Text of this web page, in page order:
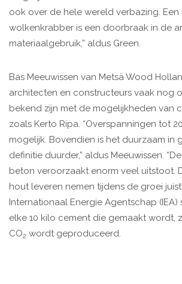
ook over de hele wereld verbazing. Een
wolkenkrabber is een doorbraak in de
materiaalgebruik,” aldus Green.
Bas Meeuwissen van Metsä Wood
architecten en constructeurs vaak nog
bekend zijn met de mogelijkheden van
zoals Kerto Ripa. “Overspanningen tot
mogelijk. Bovendien is het duurzaam in
definitie duurder,” aldus Meeuwissen.
beton veroorzaakt enorm veel uitstoot.
hout leveren nemen tijdens de groei
Internationaal Energie Agentschap
elke 10 kilo cement die gemaakt wordt,
CO2 wordt geproduceerd.